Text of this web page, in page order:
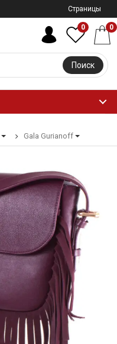
Страницы
Поиск
0 0
Gala Gurianoff